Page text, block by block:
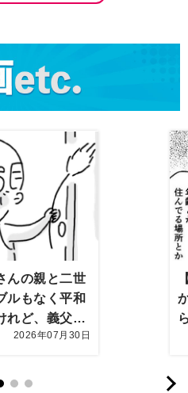
んの親と二世
ルもなく平和
れど、義父の
と？変わって
2026年07月30日